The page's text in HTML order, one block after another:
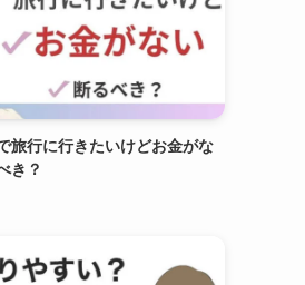
旅行に行きたいけどお金がな
き？